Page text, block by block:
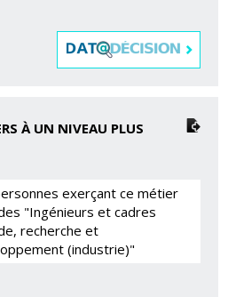
À UN NIVEAU PLUS
exerçant ce métier
"Ingénieurs et cadres
recherche et
(industrie)"